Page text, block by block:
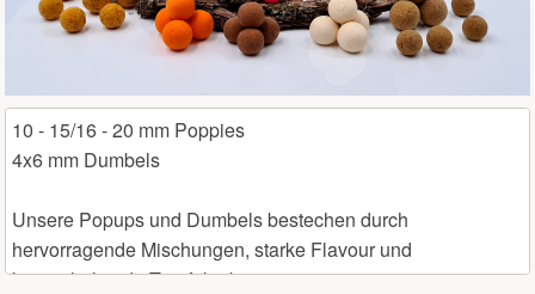
10 - 15/16 - 20 mm Poppies
4x6 mm Dumbels
Unsere Popups und Dumbels bestechen durch
hervorragende Mischungen, starke Flavour und
langanhaltende Tragfähigkeit.